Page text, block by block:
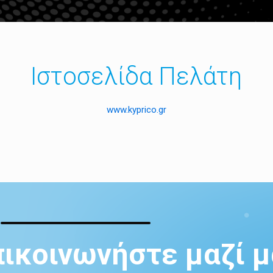
Ιστοσελίδα Πελάτη
www.kyprico.gr
μαζί